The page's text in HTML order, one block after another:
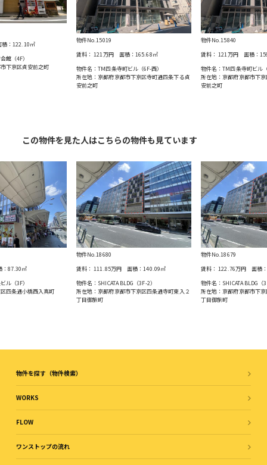
：122.10㎡
館（4F）
下京区貞安前之町
物件No.15019
賃料：121万円面積：165.68㎡
物件名：TM四条寺町ビル（6F-西）
所在地：京都府京都市下京区寺町通四条下る貞
安前之町
物件No.15840
賃料：121万円面積：
物件名：TM四条寺町ビル
所在地：京都府京都市下
安前之町
この物件を見た人はこちらの物件も見ています
87.30㎡
ル（3F）
四条通⼩橋⻄⼊真町
物件No.18680
賃料：111.85万円面積：140.09㎡
物件名：SHICATA BLDG（3F-2）
所在地：京都府京都市下京区四条通寺町東入２
丁目御旅町
物件No.18679
賃料：122.76万円面積
物件名：SHICATA BLDG（
所在地：京都府京都市下
丁目御旅町
物件を探す（物件検索）
WORKS
FLOW
ワンストップの流れ